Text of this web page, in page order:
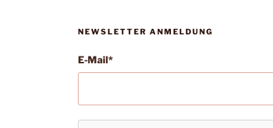
NEWSLETTER ANMELDUNG
E-Mail*